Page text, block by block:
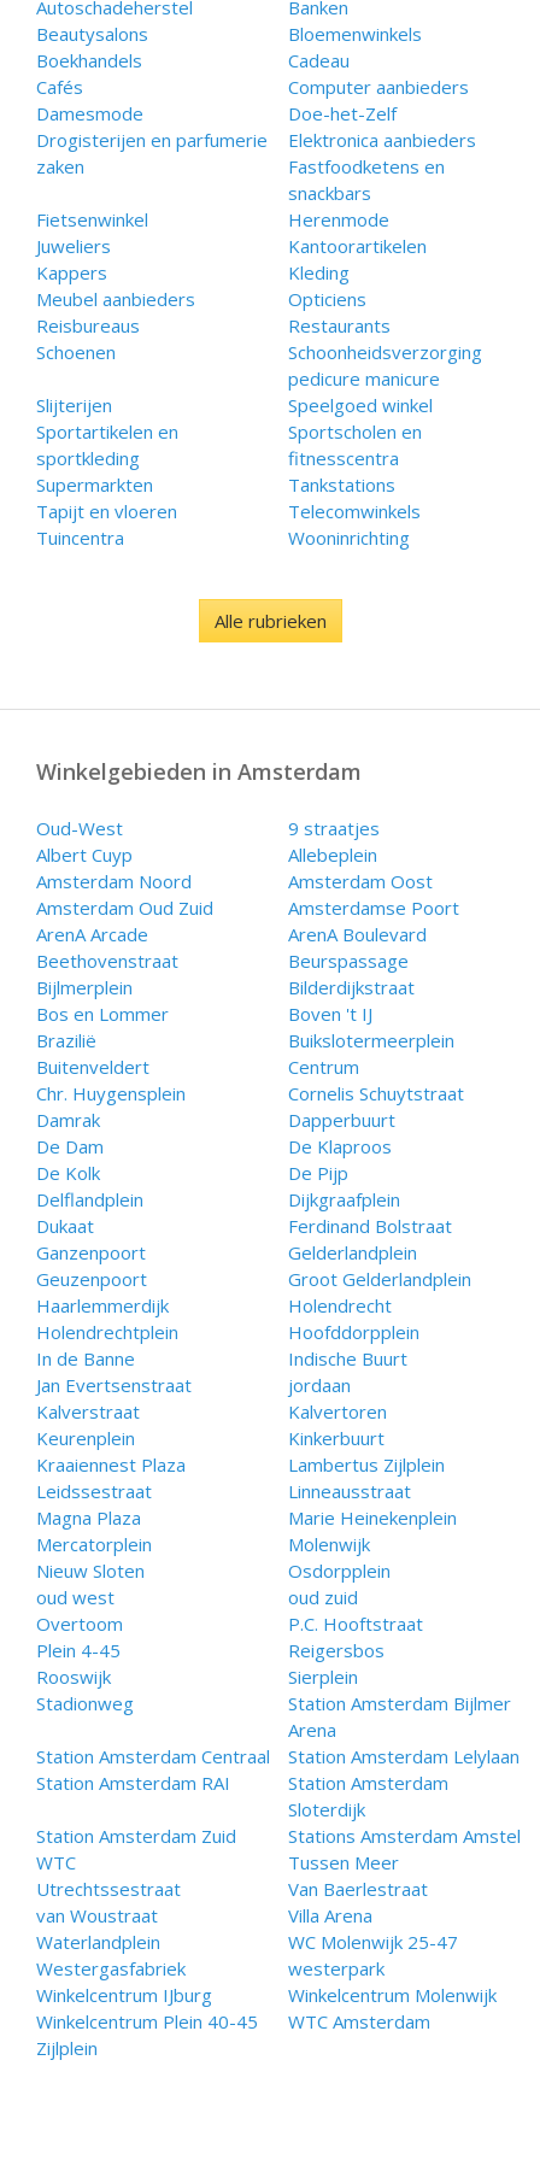
Autoschadeherstel
Banken
Beautysalons
Bloemenwinkels
Boekhandels
Cadeau
Cafés
Computer aanbieders
Damesmode
Doe-het-Zelf
Drogisterijen en parfumerie
zaken
Elektronica aanbieders
Fastfoodketens en
snackbars
Fietsenwinkel
Herenmode
Juweliers
Kantoorartikelen
Kappers
Kleding
Meubel aanbieders
Opticiens
Reisbureaus
Restaurants
Schoenen
Schoonheidsverzorging
pedicure manicure
Slijterijen
Speelgoed winkel
Sportartikelen en
sportkleding
Sportscholen en
fitnesscentra
Supermarkten
Tankstations
Tapijt en vloeren
Telecomwinkels
Tuincentra
Wooninrichting
Alle rubrieken
Winkelgebieden in Amsterdam
Oud-West
9 straatjes
Albert Cuyp
Allebeplein
Amsterdam Noord
Amsterdam Oost
Amsterdam Oud Zuid
Amsterdamse Poort
ArenA Arcade
ArenA Boulevard
Beethovenstraat
Beurspassage
Bijlmerplein
Bilderdijkstraat
Bos en Lommer
Boven 't IJ
Brazilië
Buikslotermeerplein
Buitenveldert
Centrum
Chr. Huygensplein
Cornelis Schuytstraat
Damrak
Dapperbuurt
De Dam
De Klaproos
De Kolk
De Pijp
Delflandplein
Dijkgraafplein
Dukaat
Ferdinand Bolstraat
Ganzenpoort
Gelderlandplein
Geuzenpoort
Groot Gelderlandplein
Haarlemmerdijk
Holendrecht
Holendrechtplein
Hoofddorpplein
In de Banne
Indische Buurt
Jan Evertsenstraat
jordaan
Kalverstraat
Kalvertoren
Keurenplein
Kinkerbuurt
Kraaiennest Plaza
Lambertus Zijlplein
Leidssestraat
Linneausstraat
Magna Plaza
Marie Heinekenplein
Mercatorplein
Molenwijk
Nieuw Sloten
Osdorpplein
oud west
oud zuid
Overtoom
P.C. Hooftstraat
Plein 4-45
Reigersbos
Rooswijk
Sierplein
Stadionweg
Station Amsterdam Bijlmer
Arena
Station Amsterdam Centraal
Station Amsterdam Lelylaan
Station Amsterdam RAI
Station Amsterdam
Sloterdijk
Station Amsterdam Zuid
WTC
Stations Amsterdam Amstel
Tussen Meer
Utrechtssestraat
Van Baerlestraat
van Woustraat
Villa Arena
Waterlandplein
WC Molenwijk 25-47
Westergasfabriek
westerpark
Winkelcentrum IJburg
Winkelcentrum Molenwijk
Winkelcentrum Plein 40-45
WTC Amsterdam
Zijlplein